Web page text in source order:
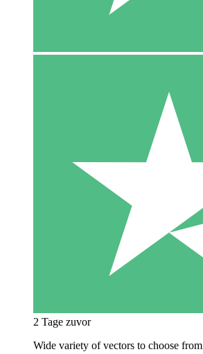
2 Tage zuvor
Wide variety of vectors to choose from